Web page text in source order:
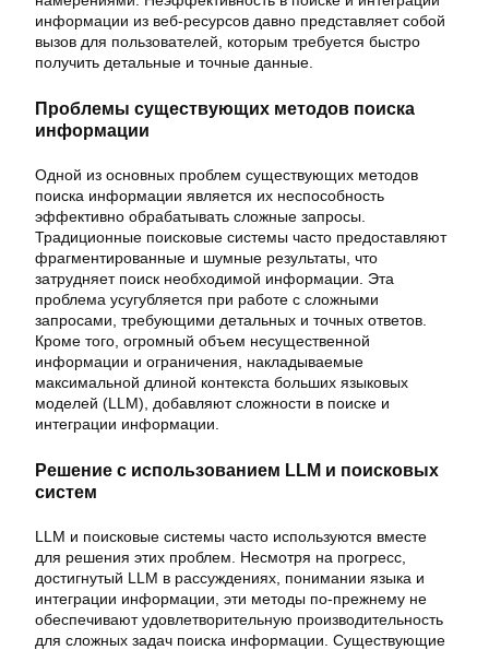
информации из веб-ресурсов давно представляет собой
вызов для пользователей, которым требуется быстро
получить детальные и точные данные.
Проблемы существующих методов поиска
информации
Одной из основных проблем существующих методов
поиска информации является их неспособность
эффективно обрабатывать сложные запросы.
Традиционные поисковые системы часто предоставляют
фрагментированные и шумные результаты, что
затрудняет поиск необходимой информации. Эта
проблема усугубляется при работе с сложными
запросами, требующими детальных и точных ответов.
Кроме того, огромный объем несущественной
информации и ограничения, накладываемые
максимальной длиной контекста больших языковых
моделей (LLM), добавляют сложности в поиске и
интеграции информации.
Решение с использованием LLM и поисковых
систем
LLM и поисковые системы часто используются вместе
для решения этих проблем. Несмотря на прогресс,
достигнутый LLM в рассуждениях, понимании языка и
интеграции информации, эти методы по-прежнему не
обеспечивают удовлетворительную производительность
для сложных задач поиска информации. Существующие